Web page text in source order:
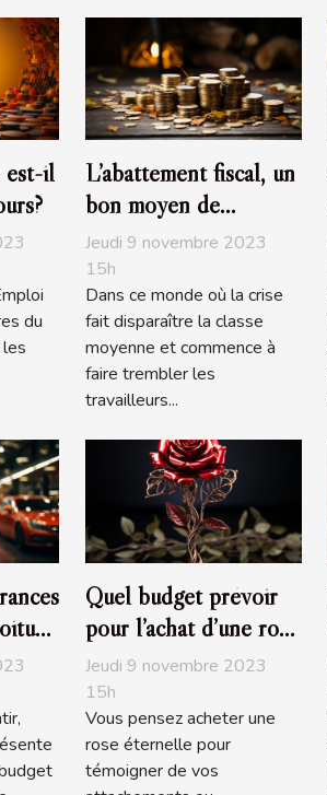
est-il
du
les
L’abattement fiscal, un
bon moyen de
redescendre dans les
barèmes
Jeudi 9 novembre 2023
15h
Dans ce monde où la crise
fait disparaître la classe
moyenne et commence à
faire trembler les
travailleurs...
Quel budget prévoir
pour l’achat d’une rose
éternelle ?
Jeudi 9 novembre 2023
15h
Vous pensez acheter une
rose éternelle pour
témoigner de vos